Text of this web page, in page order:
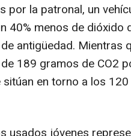
por la patronal, un
40% menos de dióxido
antigüedad. Mientras
189 gramos de CO2
en torno a los